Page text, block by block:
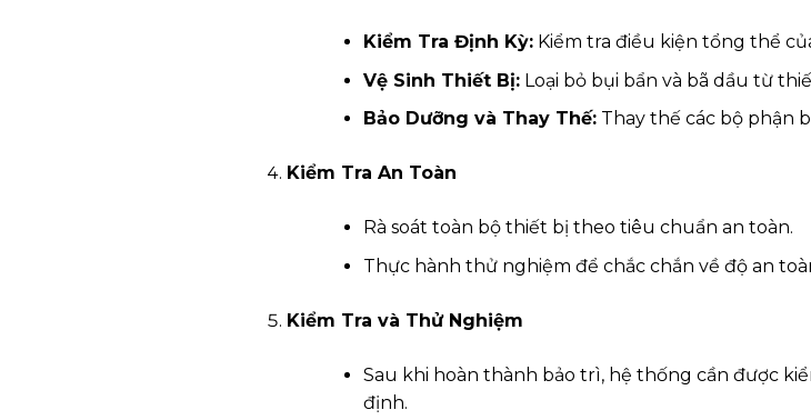
Kiểm Tra Định Kỳ:Kiểm tra điều kiện tổng thể
Vệ Sinh Thiết Bị:Loại bỏ bụi bẩn và bã dầu từ
Bảo Dưỡng và Thay Thế:Thay thế các bộ phận
Kiểm Tra An Toàn
Rà soát toàn bộ thiết bị theo tiêu chuẩn an toàn.
Thực hành thử nghiệm để chắc chắn về độ an
Kiểm Tra và Thử Nghiệm
Sau khi hoàn thành bảo trì, hệ thống cần được
định.